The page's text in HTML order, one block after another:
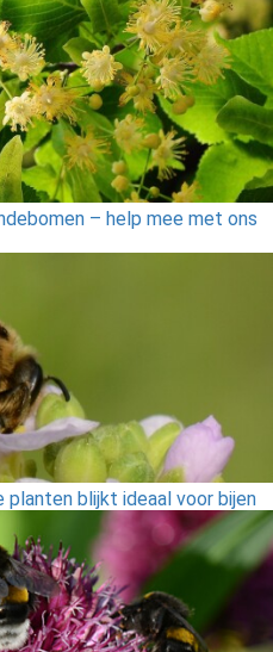
– help mee met ons
planten blijkt ideaal voor bijen